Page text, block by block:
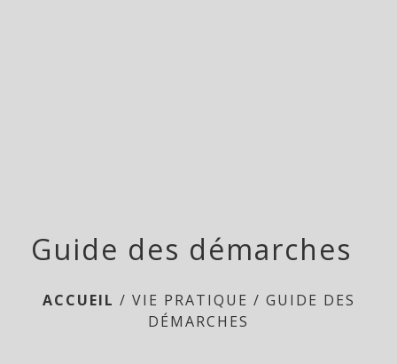
Guide des démarches
ACCUEIL / VIE PRATIQUE / GUIDE DES
DÉMARCHES